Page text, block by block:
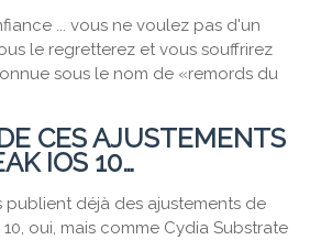
... vous ne voulez pas d'un
le regretterez et vous souffrirez
sous le nom de «remords du
CES AJUSTEMENTS
IOS 10…
publient déjà des ajustements de
oui, mais comme Cydia Substrate